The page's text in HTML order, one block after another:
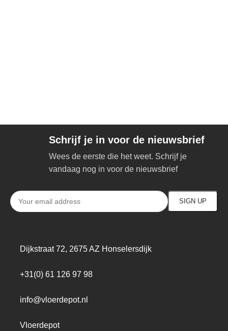
Schrijf je in voor de nieuwsbrief
Wees de eerste die het weet. Schrijf je
vandaag nog in voor de nieuwsbrief
Dijkstraat 72, 2675 AZ Honselersdijk
+31(0) 61 126 97 98
info@vloerdepot.nl
Vloerdepot